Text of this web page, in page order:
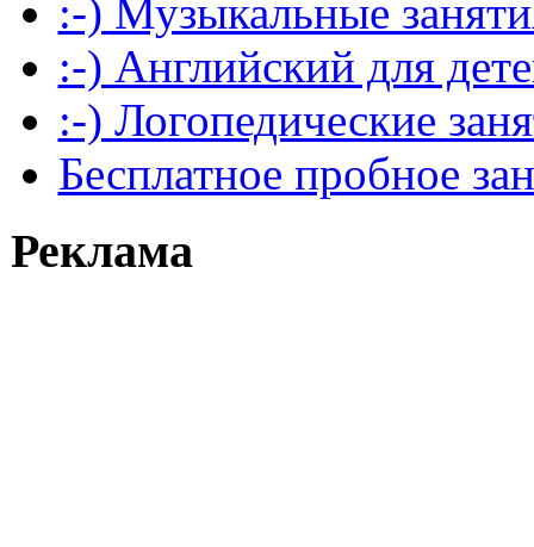
:-) Музыкальные
:-) Английский для
:-) Логопедические
Бесплатное пробное
Реклама